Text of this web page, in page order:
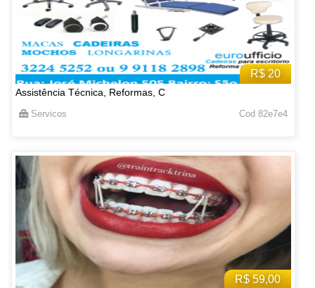
R$ 20
Assistência Técnica, Reformas, C
Servicos Cod 82e7e4
R$ 59,00